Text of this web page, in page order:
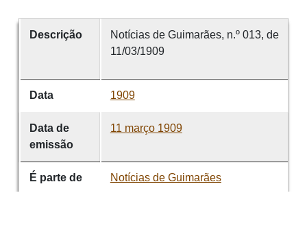
Descrição
Notícias de Guimarães, n.º 013, de
11/03/1909
Data 1909
Data de
emissão
11 março 1909
É parte de Notícias de Guimarães